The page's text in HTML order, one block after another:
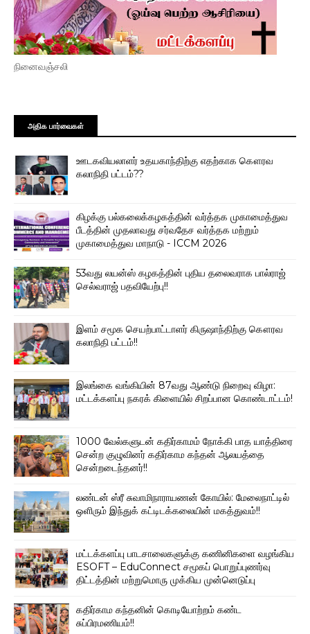
நினைவஞ்சலி
அதிக பார்வைகள்
ஊடகவியலாளர் உதயகாந்திற்கு எதற்காக கௌரவ
கலாநிதி பட்டம்??
கிழக்கு பல்கலைக்கழகத்தின் வர்த்தக முகாமைத்துவ
பீடத்தின் முதலாவது சர்வதேச வர்த்தக மற்றும்
முகாமைத்துவ மாநாடு - ICCM 2026
53வது லயன்ஸ் கழகத்தின் புதிய தலைவராக பால்ராஜ்
செல்வராஜ் பதவியேற்பு!!
இளம் சமூக செயற்பாட்டாளர் கிருஷாந்திற்கு கௌரவ
கலாநிதி பட்டம்!!
இலங்கை வங்கியின் 87வது ஆண்டு நிறைவு விழா:
மட்டக்களப்பு நகரக் கிளையில் சிறப்பான கொண்டாட்டம்!
1000 வேல்களுடன் கதிர்காமம் நோக்கி பாத யாத்திரை
சென்ற குழுவினர் கதிர்காம கந்தன் ஆலயத்தை
சென்றடைந்தனர்!!
லண்டன் ஸ்ரீ சுவாமிநாராயணன் கோயில்: மேலைநாட்டில்
ஒளிரும் இந்துக் கட்டிடக்கலையின் மகத்துவம்!!
மட்டக்களப்பு பாடசாலைகளுக்கு கணினிகளை வழங்கிய
ESOFT – EduConnect சமூகப் பொறுப்புணர்வு
திட்டத்தின் மற்றுமொரு முக்கிய முன்னெடுப்பு
கதிர்காம கந்தனின் கொடியோற்றம் கண்ட
சுப்பிரமணியம்!!